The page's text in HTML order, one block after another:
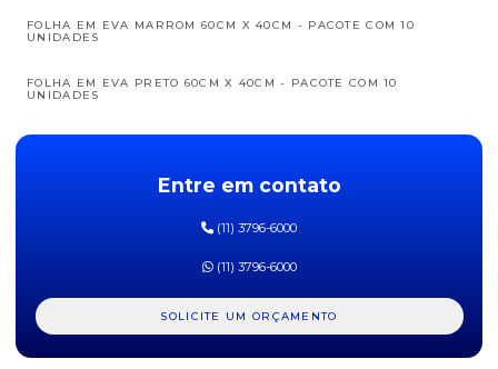
FOLHA EM EVA MARROM 60CM X 40CM - PACOTE COM 10
UNIDADES
FOLHA EM EVA PRETO 60CM X 40CM - PACOTE COM 10
UNIDADES
FOLHA EM EVA VERDE 60CM X 40CM - PACOTE COM 10
GIZ DE CERA BIG ACRILEX - CAIXA COM 12 CORES
Entre em contato
(11) 3796-6000
(11) 3796-6000
SOLICITE UM ORÇAMENTO